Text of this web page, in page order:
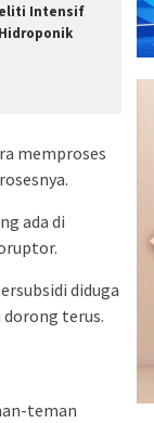
Intensif
memproses
ada di
diduga
terus.
teman